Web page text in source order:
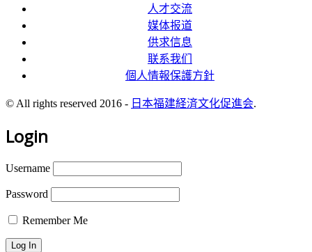
人才交流
媒体报道
供求信息
联系我们
個人情報保護方針
© All rights reserved 2016 - 日本福建経済文化促進会.
Login
Username
Password
Remember Me